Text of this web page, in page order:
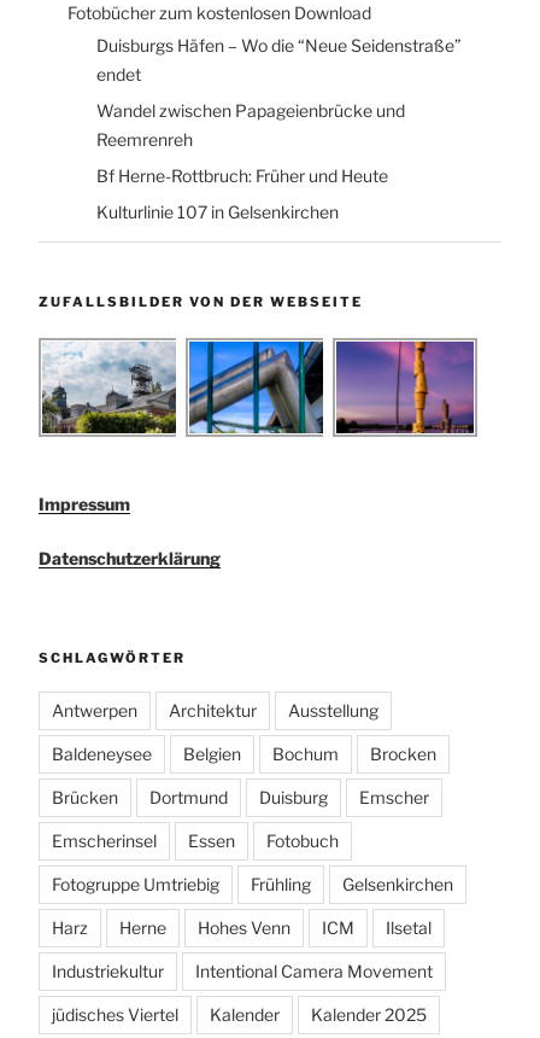
Fotobücher zum kostenlosen Download
Duisburgs Häfen – Wo die “Neue Seidenstraße”
endet
Wandel zwischen Papageienbrücke und
Reemrenreh
Bf Herne-Rottbruch: Früher und Heute
Kulturlinie 107 in Gelsenkirchen
ZUFALLSBILDER VON DER WEBSEITE
Impressum
Datenschutzerklärung
SCHLAGWÖRTER
Antwerpen Architektur Ausstellung
Baldeneysee Belgien Bochum Brocken
Brücken Dortmund Duisburg Emscher
Emscherinsel Essen Fotobuch
Fotogruppe Umtriebig Frühling Gelsenkirchen
Harz Herne Hohes Venn ICM Ilsetal
Industriekultur Intentional Camera Movement
jüdisches Viertel Kalender Kalender 2025